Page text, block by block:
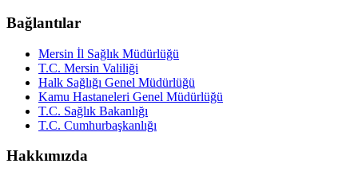
Bağlantılar
Mersin İl Sağlık Müdürlüğü
T.C. Mersin Valiliği
Halk Sağlığı Genel Müdürlüğü
Kamu Hastaneleri Genel Müdürlüğü
T.C. Sağlık Bakanlığı
T.C. Cumhurbaşkanlığı
Hakkımızda